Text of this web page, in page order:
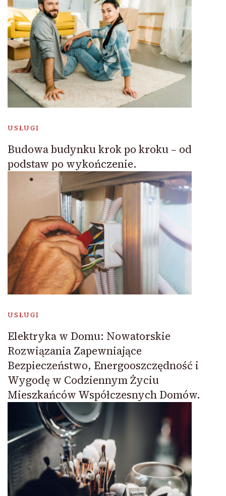
USŁUGI
Budowa budynku krok po kroku – od
podstaw po wykończenie.
USŁUGI
Elektryka w Domu: Nowatorskie
Rozwiązania Zapewniające
Bezpieczeństwo, Energooszczędność i
Wygodę w Codziennym Życiu
Mieszkańców Współczesnych Domów.